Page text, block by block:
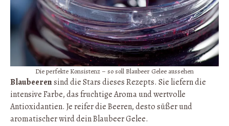
Die perfekte Konsistenz – so soll Blaubeer Gelee aussehen
Blaubeerensind die Stars dieses Rezepts. Sie liefern die
intensive Farbe, das fruchtige Aroma und wertvolle
Antioxidantien. Je reifer die Beeren, desto süßer und
aromatischer wird dein Blaubeer Gelee.